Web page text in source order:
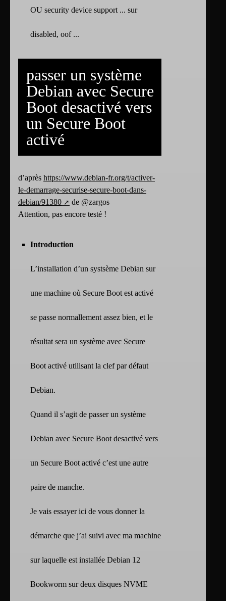
OU security device support ... sur
disabled, oof ...
passer un système
Debian avec Secure
Boot desactivé vers
un Secure Boot
activé
d’après https://www.debian-fr.org/t/activer-
le-demarrage-securise-secure-boot-dans-
debian/91380
de @zargos
Attention, pas encore testé !
Introduction
L’installation d’un systsème Debian sur
une machine où Secure Boot est activé
se passe normallement assez bien, et le
résultat sera un système avec Secure
Boot activé utilisant la clef par défaut
Debian.
Quand il s’agit de passer un système
Debian avec Secure Boot desactivé vers
un Secure Boot activé c’est une autre
paire de manche.
Je vais essayer ici de vous donner la
démarche que j’ai suivi avec ma machine
sur laquelle est installée Debian 12
Bookworm sur deux disques NVME